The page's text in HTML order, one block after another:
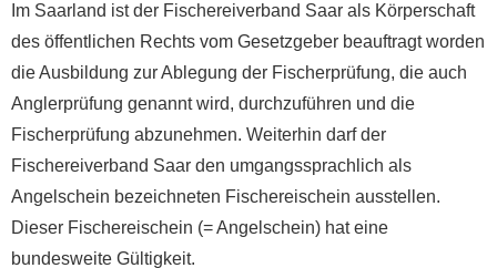
Im Saarland ist der Fischereiverband Saar als Körperschaft
des öffentlichen Rechts vom Gesetzgeber beauftragt worden
die Ausbildung zur Ablegung der Fischerprüfung, die auch
Anglerprüfung genannt wird, durchzuführen und die
Fischerprüfung abzunehmen. Weiterhin darf der
Fischereiverband Saar den umgangssprachlich als
Angelschein bezeichneten Fischereischein ausstellen.
Dieser Fischereischein (= Angelschein) hat eine
bundesweite Gültigkeit.